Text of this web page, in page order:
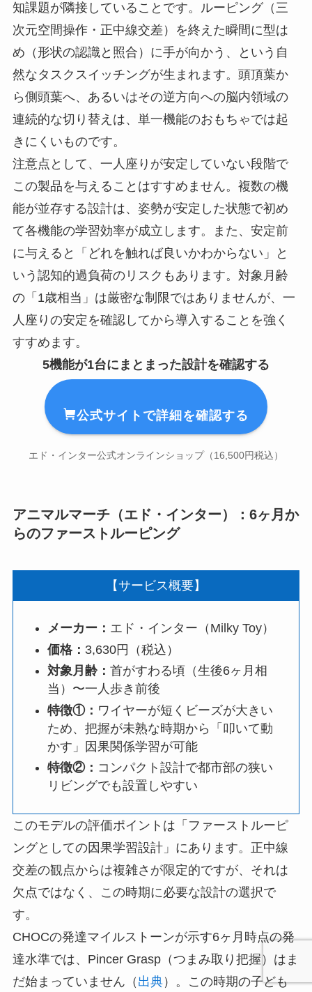
知課題が隣接していることです。ルーピング（三
次元空間操作・正中線交差）を終えた瞬間に型は
め（形状の認識と照合）に手が向かう、という自
然なタスクスイッチングが生まれます。頭頂葉か
ら側頭葉へ、あるいはその逆方向への脳内領域の
連続的な切り替えは、単一機能のおもちゃでは起
きにくいものです。
注意点として、一人座りが安定していない段階で
この製品を与えることはすすめません。複数の機
能が並存する設計は、姿勢が安定した状態で初め
て各機能の学習効率が成立します。また、安定前
に与えると「どれを触れば良いかわからない」と
いう認知的過負荷のリスクもあります。対象月齢
の「1歳相当」は厳密な制限ではありませんが、一
人座りの安定を確認してから導入することを強く
すすめます。
5機能が1台にまとまった設計を確認する
公式サイトで詳細を確認する
エド・インター公式オンラインショップ（16,500円税込）
アニマルマーチ（エド・インター）：6ヶ月か
らのファーストルーピング
【サービス概要】
メーカー： エド・インター（Milky Toy）
価格： 3,630円（税込）
対象月齢：首がすわる頃（生後6ヶ月相
当）〜一人歩き前後
特徴①： ワイヤーが短くビーズが大きい
ため、把握が未熟な時期から「叩いて動
かす」因果関係学習が可能
特徴②： コンパクト設計で都市部の狭い
リビングでも設置しやすい
このモデルの評価ポイントは「ファーストルーピ
ングとしての因果学習設計」にあります。正中線
交差の観点からは複雑さが限定的ですが、それは
欠点ではなく、この時期に必要な設計の選択で
す。
CHOCの発達マイルストーンが示す6ヶ月時点の発
達水準では、Pincer Grasp（つまみ取り把握）はま
だ始まっていません（ 出典）。この時期の子ども